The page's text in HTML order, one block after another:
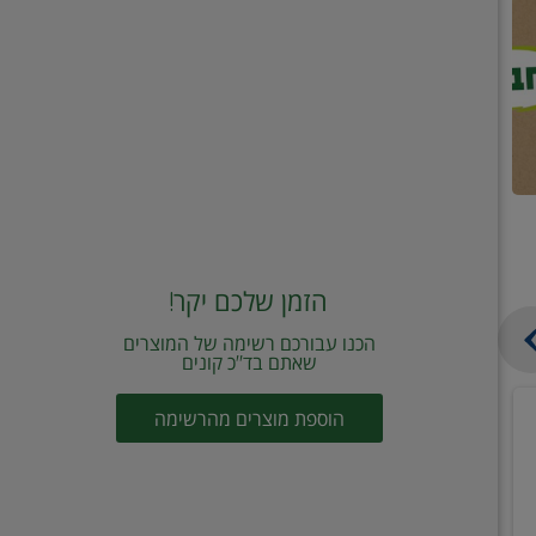
הזמן שלכם יקר!
הכנו עבורכם רשימה של המוצרים
שאתם בד"כ קונים
הוספת מוצרים מהרשימה